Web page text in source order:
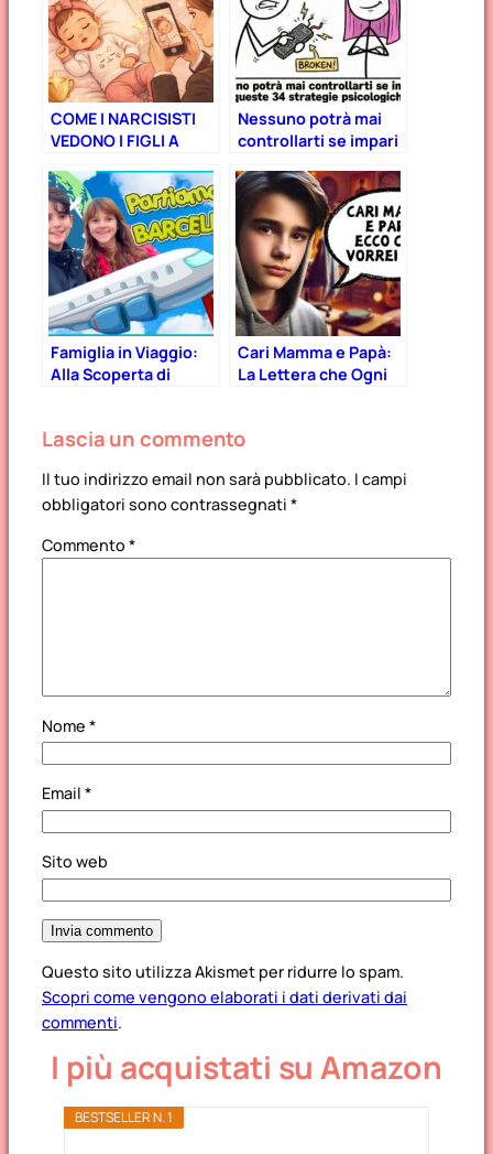
COME I NARCISISTI
VEDONO I FIGLI A
Nessuno potrà mai
controllarti se impari
psicologiche
Famiglia in Viaggio:
Alla Scoperta di
giorno x giorno)
Cari Mamma e Papà:
La Lettera che Ogni
Lascia un commento
Il tuo indirizzo email non sarà pubblicato. I campi
obbligatori sono contrassegnati *
Commento *
Nome *
Email *
Sito web
Questo sito utilizza Akismet per ridurre lo spam.
Scopri come vengono elaborati i dati derivati dai
commenti.
I più acquistati su Amazon
BESTSELLER N. 1